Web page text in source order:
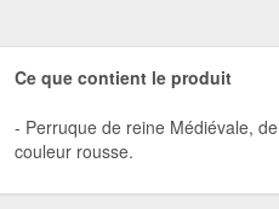
Ce que contient le produit
Perruque de reine Médiévale, de
couleur rousse.